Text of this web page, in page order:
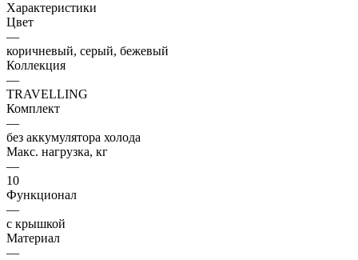
Характеристики
Цвет
—
коричневый, серый, бежевый
Коллекция
—
TRAVELLING
Комплект
—
без аккумулятора холода
Макс. нагрузка, кг
—
10
Функционал
—
с крышкой
Материал
—